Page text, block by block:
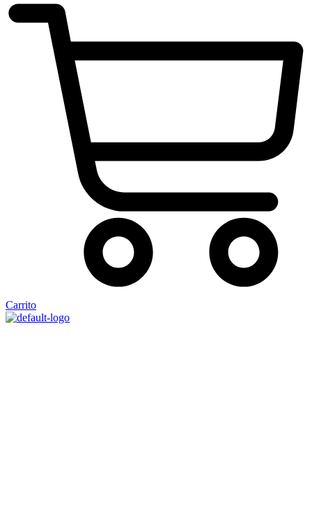
Carrito